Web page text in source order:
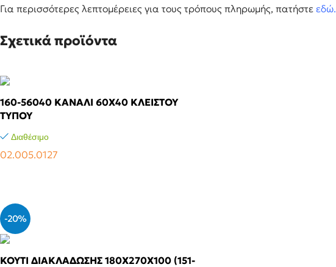
Για περισσότερες λεπτομέρειες για τους τρόπους πληρωμής, πατήστε εδώ.
Σχετικά προϊόντα
160-56040 KANAΛI 60X40 KΛEIΣTOY
TYΠOY
Διαθέσιμο
02.005.0127
-20%
ΚΟΥΤΙ ΔΙΑΚΛΑΔΩΣΗΣ 180Χ270Χ100 (151-